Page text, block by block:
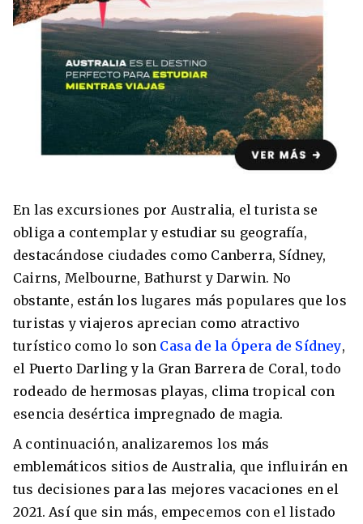
Agustina Fontirroig 23/11/2021
8 ciudades para tomar cursos de inglés
intensivo
Barbie Castoldi 09/11/2021
VER TODOS LOS PAÍSES
Estudia un Bachelor de IT en Cork
Estudia Business en Auckland
Estudia Desarrollo Web en Toronto
En las excursiones por Australia, el turista se
obliga a contemplar y estudiar su geografía,
destacándose ciudades como Canberra, Sídney,
Cairns, Melbourne, Bathurst y Darwin. No
obstante, están los lugares más populares que los
turistas y viajeros aprecian como atractivo
turístico como lo son Casa de la Ópera de Sídney,
el Puerto Darling y la Gran Barrera de Coral, todo
rodeado de hermosas playas, clima tropical con
esencia desértica impregnado de magia.
A continuación, analizaremos los más
emblemáticos sitios de Australia, que influirán en
tus decisiones para las mejores vacaciones en el
2021. Así que sin más, empecemos con el listado